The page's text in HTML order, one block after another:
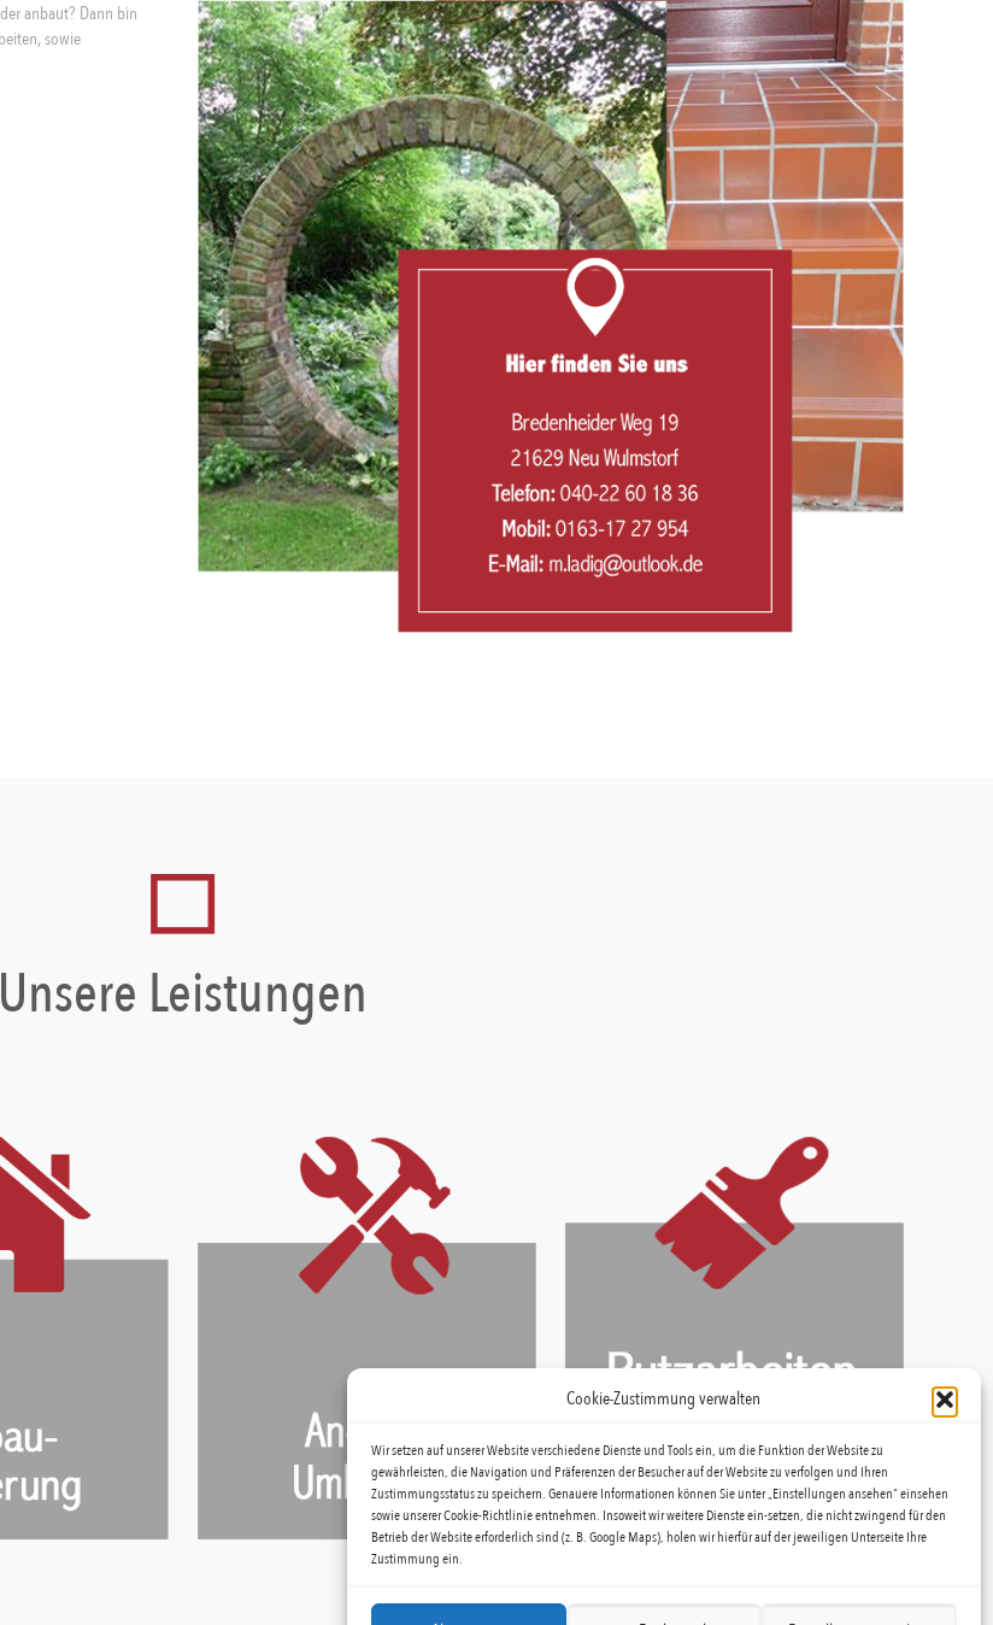
Cookie-Zustimmung verwalten
Wir setzen auf unserer Website verschiedene Dienste und Tools ein, um die Funktion der Website zu
gewährleisten, die Navigation und Präferenzen der Besucher auf der Website zu verfolgen und Ihren
Zustimmungsstatus zu speichern. Genauere Informationen können Sie unter „Einstellungen ansehen“ einsehen
sowie unserer Cookie-Richtlinie entnehmen. Insoweit wir weitere Dienste ein-setzen, die nicht zwingend für den
Betrieb der Website erforderlich sind (z. B. Google Maps), holen wir hierfür auf der jeweiligen Unterseite Ihre
Zustimmung ein.
anbaut? Dann bin
sowie
Unsere Leistungen